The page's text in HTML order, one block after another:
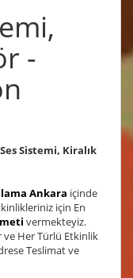
-
Sistemi, Kiralık
Ankara içinde
için En
vermekteyiz.
ve Her Türlü Etkinlik
Teslimat ve